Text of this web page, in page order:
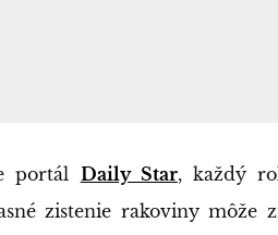
portál Daily Star, každý
zistenie rakoviny môže